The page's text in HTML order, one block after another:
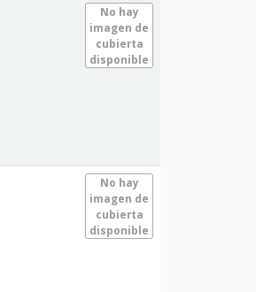
No hay
imagen de
cubierta
disponible
No hay
imagen de
cubierta
disponible